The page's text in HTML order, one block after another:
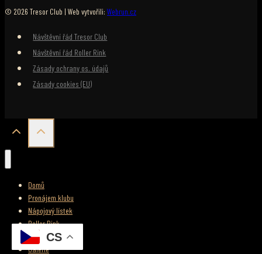
CS
© 2026 Tresor Club | Web vytvořili: Webrun.cz
Návštěvní řád Tresor Club
Návštěvní řád Roller Rink
Zásady ochrany os. údajů
Zásady cookies (EU)
Domů
Pronájem klubu
Nápojový lístek
Roller Rink
Firemní večírky
Galerie